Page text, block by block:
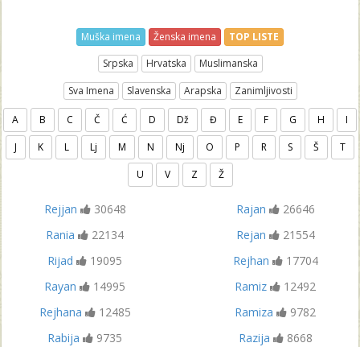
Muška imena Ženska imena
TOP LISTE
Srpska
Hrvatska
Muslimanska
Sva Imena
Slavenska Arapska Zanimljivosti
A B C Č Ć D Dž Đ E F G H
I
J
K L Lj M N Nj O P R S Š
T
U
V Z Ž
Rejjan 30648 Rajan
26646
Rania
22134 Rejan
21554
Rijad
19095 Rejhan
17704
Rayan
14995 Ramiz
12492
Rejhana
12485 Ramiza
9782
Rabija
9735 Razija
8668